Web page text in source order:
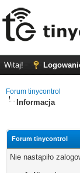
Witaj!
Forum tinycontrol
Informacja
Forum tinycontrol
Nie nastąpiło